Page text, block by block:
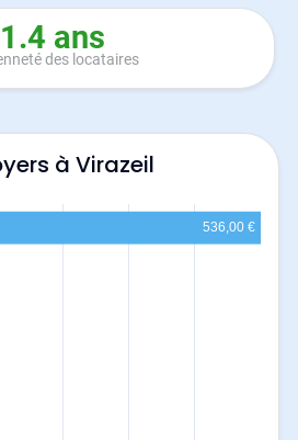
1.4 ans
des locataires
à Virazeil